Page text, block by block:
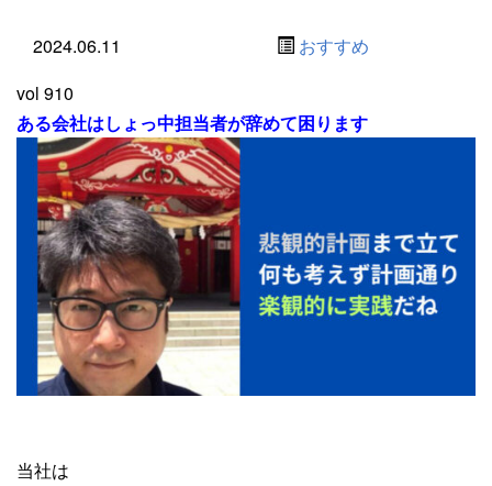
2024.06.11
おすすめ
vol 910
ある会社はしょっ中担当者が辞めて困ります
当社は